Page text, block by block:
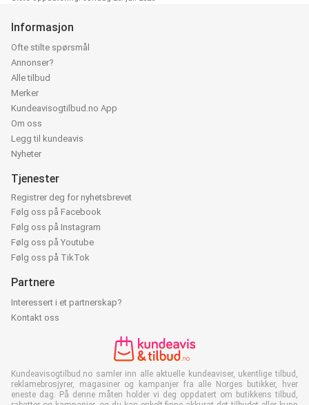
Informasjon
Ofte stilte spørsmål
Annonser?
Alle tilbud
Merker
Kundeavisogtilbud.no App
Om oss
Legg til kundeavis
Nyheter
Tjenester
Registrer deg for nyhetsbrevet
Følg oss på Facebook
Følg oss på Instagram
Følg oss på Youtube
Følg oss på TikTok
Partnere
Interessert i et partnerskap?
Kontakt oss
Kundeavisogtilbud.no samler inn alle aktuelle kundeaviser, ukentlige tilbud,
reklamebrosjyrer, magasiner og kampanjer fra alle Norges butikker, hver
eneste dag. På denne måten holder vi deg oppdatert om butikkens tilbud,